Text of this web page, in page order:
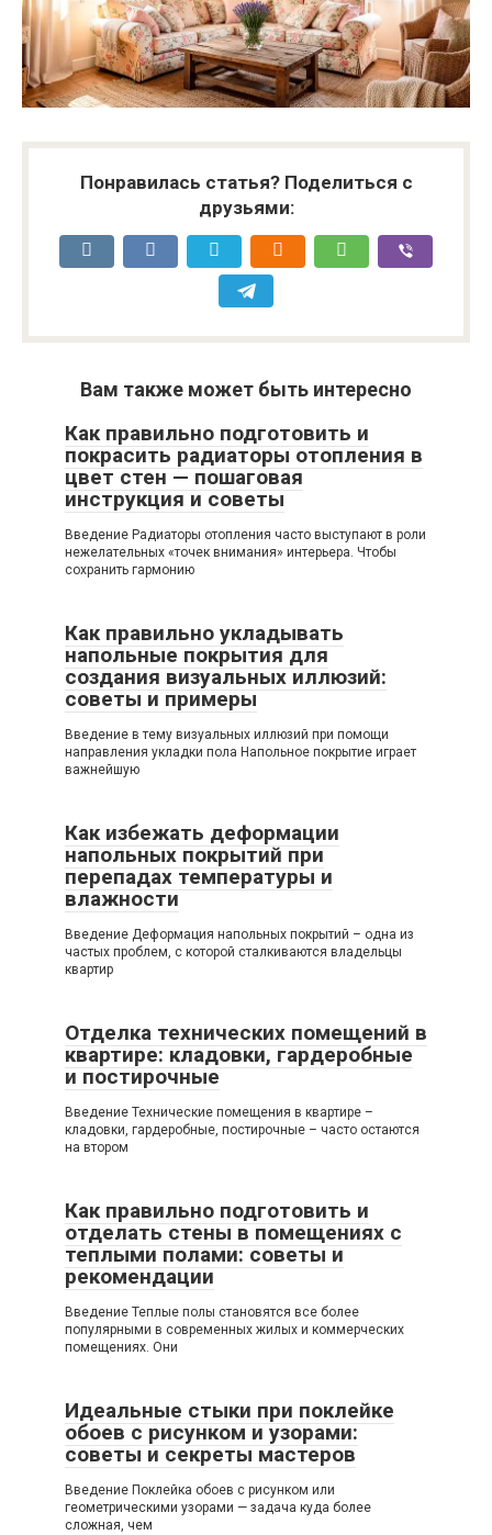
Понравилась статья? Поделиться с
друзьями:
Вам также может быть интересно
Как правильно подготовить и
покрасить радиаторы отопления в
цвет стен — пошаговая
инструкция и советы
Введение Радиаторы отопления часто выступают в роли
нежелательных «точек внимания» интерьера. Чтобы
сохранить гармонию
Как правильно укладывать
напольные покрытия для
создания визуальных иллюзий:
советы и примеры
Введение в тему визуальных иллюзий при помощи
направления укладки пола Напольное покрытие играет
важнейшую
Как избежать деформации
напольных покрытий при
перепадах температуры и
влажности
Введение Деформация напольных покрытий – одна из
частых проблем, с которой сталкиваются владельцы
квартир
Отделка технических помещений в
квартире: кладовки, гардеробные
и постирочные
Введение Технические помещения в квартире –
кладовки, гардеробные, постирочные – часто остаются
на втором
Как правильно подготовить и
отделать стены в помещениях с
теплыми полами: советы и
рекомендации
Введение Теплые полы становятся все более
популярными в современных жилых и коммерческих
помещениях. Они
Идеальные стыки при поклейке
обоев с рисунком и узорами:
советы и секреты мастеров
Введение Поклейка обоев с рисунком или
геометрическими узорами — задача куда более
сложная, чем